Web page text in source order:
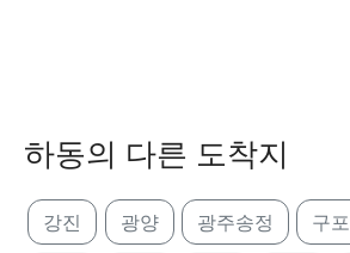
하동의 다른 도착지
강진 광양 광주송정 구포